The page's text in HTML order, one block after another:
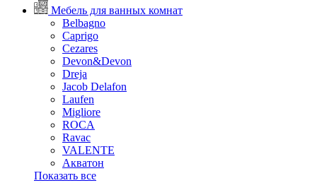
Мебель для ванных комнат
Belbagno
Caprigo
Cezares
Devon&Devon
Dreja
Jacob Delafon
Laufen
Migliore
ROCA
Rаvac
VALENTE
Акватон
Показать все